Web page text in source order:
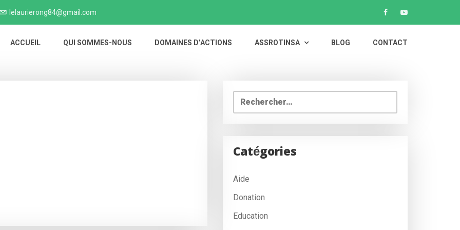
lelaurierong84@gmail.com
ACCUEIL QUI SOMMES-NOUS DOMAINES D’ACTIONS ASSROTINSA BLOG CONTACT
Rechercher :
Catégories
Aide
Donation
Education